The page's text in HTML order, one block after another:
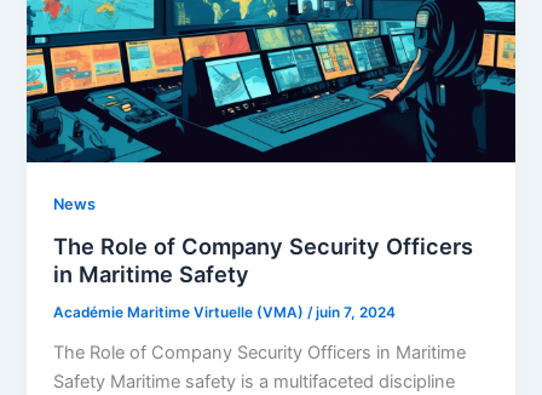
News
The Role of Company Security Officers
in Maritime Safety
Académie Maritime Virtuelle (VMA)/juin 7, 2024
The Role of Company Security Officers in Maritime
Safety Maritime safety is a multifaceted discipline